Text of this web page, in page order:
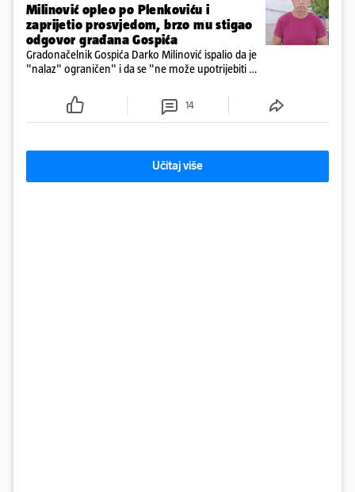
Milinović opleo po Plenkoviću i
zaprijetio prosvjedom, brzo mu stigao
odgovor građana Gospića
Gradonačelnik Gospića Darko Milinović ispalio da je
"nalaz" ograničen" i da se "ne može upotrijebiti za
ga je naručio Uskok i da je dio spisa
14
Učitaj više